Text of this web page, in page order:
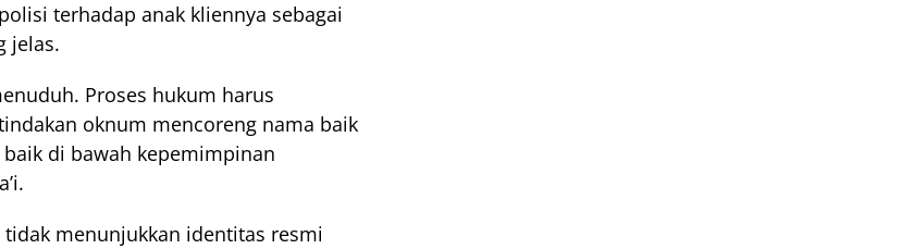
terhadap anak kliennya sebagai
jelas.
Proses hukum harus
oknum mencoreng nama baik
di bawah kepemimpinan
menunjukkan identitas resmi